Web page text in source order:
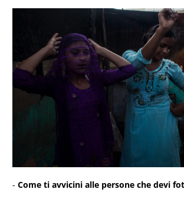
-Come ti avvicini alle persone che devi